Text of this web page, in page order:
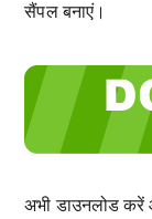
सैंपल बनाएं।
अभी डाउनलोड करें